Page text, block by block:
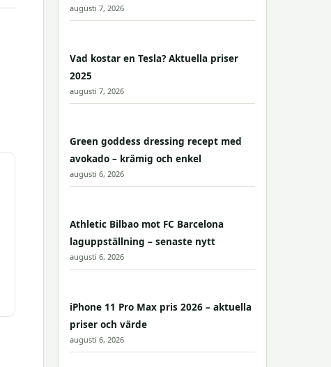
augusti 7, 2026
Vad kostar en Tesla? Aktuella priser
2025
augusti 7, 2026
Green goddess dressing recept med
avokado – krämig och enkel
augusti 6, 2026
Athletic Bilbao mot FC Barcelona
laguppställning – senaste nytt
augusti 6, 2026
iPhone 11 Pro Max pris 2026 – aktuella
priser och värde
augusti 6, 2026